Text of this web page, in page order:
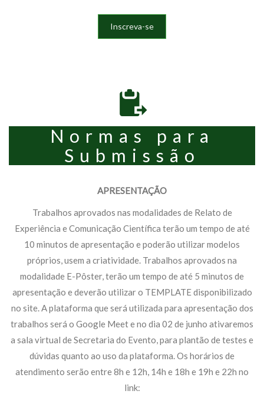
Inscreva-se
Normas para
Submissão
APRESENTAÇÃO
Trabalhos aprovados nas modalidades de Relato de
Experiência e Comunicação Científica terão um tempo de até
10 minutos de apresentação e poderão utilizar modelos
próprios, usem a criatividade. Trabalhos aprovados na
modalidade E-Pôster, terão um tempo de até 5 minutos de
apresentação e deverão utilizar o TEMPLATE disponibilizado
no site. A plataforma que será utilizada para apresentação dos
trabalhos será o Google Meet e no dia 02 de junho ativaremos
a sala virtual de Secretaria do Evento, para plantão de testes e
dúvidas quanto ao uso da plataforma. Os horários de
atendimento serão entre 8h e 12h, 14h e 18h e 19h e 22h no
link: